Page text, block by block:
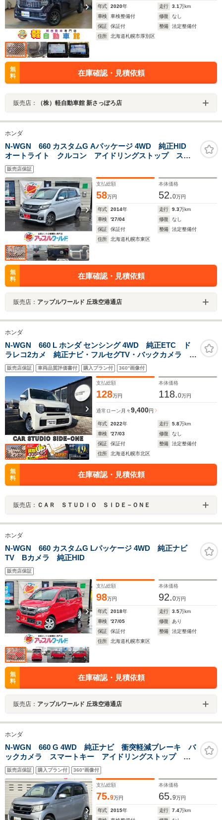
年式 2020年 走行 3.1万km
車検
車検整備付 修復
なし
保証
保証付 整備
法定整備付
住所
北海道札幌市厚別区
無
料
在庫確認・見積依頼
販売店： （株）軽自動車館 新さっぽろ店
ホンダ
N-WGN 660 カスタムG Aパッケージ 4WD 純正HID
オートライト クルコン アイドリングストップ スマ
ートキー 横滑り防止
販売店保証
支払総額
58万円
本体価格
52.0万円
年式 2014年 走行 9.3万km
車検
'27/04 修復
なし
保証
保証付 整備
法定整備付
住所
北海道札幌市東区
無
料
在庫確認・見積依頼
販売店： アップルワールド 丘珠空港通店
ホンダ
N-WGN 660 L ホンダ センシング 4WD 純正ETC ド
ラレコ2カメ 純正ナビ・フルセグTV・バックカメラ ア
ダプティブクルコン・シートヒーター オプションカラ
ー:プラチナホワイトパール パーキングセンサー ナビ
装着用スペシャルPKG ヒーテッドミラー
販売店保証 車両品質評価書付 購入プラン付 360°画像付
支払総額
128万円
本体価格
118.0万円
通常ローン 月々9,400円
年式 2022年 走行 5.8万km
車検
'27/03 修復
なし
保証
保証付 整備
法定整備付
住所
北海道札幌市北区
無
料
在庫確認・見積依頼
販売店： ＣＡＲ ＳＴＵＤＩＯ ＳＩＤＥ－ＯＮＥ
ホンダ
N-WGN 660 カスタムG Lパッケージ 4WD 純正ナビ
TV Bカメラ 純正HID
販売店保証
支払総額
98万円
本体価格
92.0万円
年式 2018年 走行 3.5万km
車検
'27/05 修復
あり
保証
保証付 整備
法定整備付
住所
北海道札幌市東区
無
料
在庫確認・見積依頼
販売店： アップルワールド 丘珠空港通店
ホンダ
N-WGN 660 G 4WD 純正ナビ 衝突軽減ブレーキ バ
ックカメラ スマートキー アイドリングストップ
ETC CD シートヒーター ミラーヒーター 誤発進抑
制装置 横滑り防止装置
販売店保証 購入プラン付 360°画像付
支払総額
75.9万円
本体価格
65.9万円
年式 2015年 走行 7.4万km